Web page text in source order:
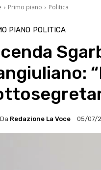
Primo piano Politica
PIANO POLITICA
Da Redazione La Voce 05/07/